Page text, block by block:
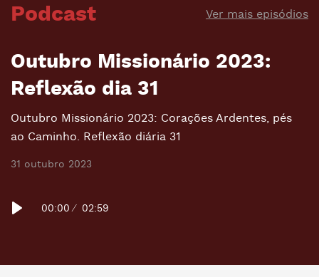
Podcast Ver mais episódios
Outubro Missionário 2023:
Reflexão dia 31
Outubro Missionário 2023: Corações Ardentes, pés
ao Caminho. Reflexão diária 31
31 outubro 2023
00:00 02:59